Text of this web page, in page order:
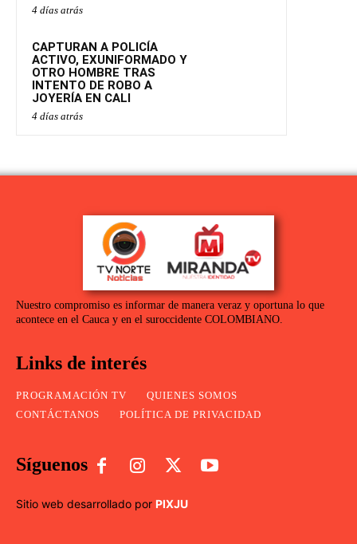
4 días atrás
CAPTURAN A POLICÍA
ACTIVO, EXUNIFORMADO Y
OTRO HOMBRE TRAS
INTENTO DE ROBO A
JOYERÍA EN CALI
4 días atrás
Nuestro compromiso es informar de manera veraz y oportuna lo que
acontece en el Cauca y en el suroccidente COLOMBIANO.
Links de interés
PROGRAMACIÓN TV
QUIENES SOMOS
CONTÁCTANOS
POLÍTICA DE PRIVACIDAD
Síguenos
Sitio web desarrollado por PIXJU